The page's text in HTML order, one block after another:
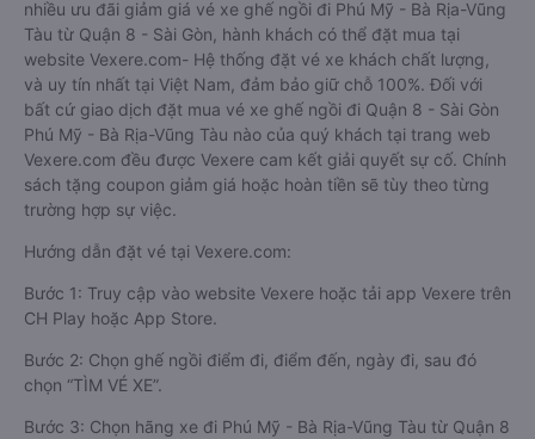
nhiều ưu đãi giảm giá vé xe ghế ngồi đi Phú Mỹ - Bà Rịa-Vũng
Tàu từ Quận 8 - Sài Gòn, hành khách có thể đặt mua tại
website Vexere.com- Hệ thống đặt vé xe khách chất lượng,
và uy tín nhất tại Việt Nam, đảm bảo giữ chỗ 100%. Đối với
bất cứ giao dịch đặt mua vé xe ghế ngồi đi Quận 8 - Sài Gòn
Phú Mỹ - Bà Rịa-Vũng Tàu nào của quý khách tại trang web
Vexere.com đều được Vexere cam kết giải quyết sự cố. Chính
sách tặng coupon giảm giá hoặc hoàn tiền sẽ tùy theo từng
trường hợp sự việc.
Hướng dẫn đặt vé tại Vexere.com:
Bước 1: Truy cập vào website Vexere hoặc tải app Vexere trên
CH Play hoặc App Store.
Bước 2: Chọn ghế ngồi điểm đi, điểm đến, ngày đi, sau đó
chọn “TÌM VÉ XE”.
Bước 3: Chọn hãng xe đi Phú Mỹ - Bà Rịa-Vũng Tàu từ Quận 8